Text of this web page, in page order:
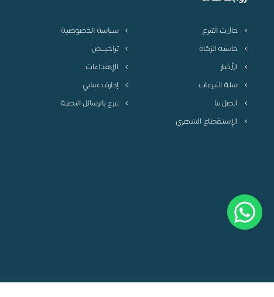
حالات التبرع
سياسة الخصوصية
حاسبة الزكاة
تراخيـــص
الأخبار
الإهداءات
سلة التبرعات
إدارة حسابي
اتصل بنا
تبرع بالرسائل النصية
الإستقطاع الشهري